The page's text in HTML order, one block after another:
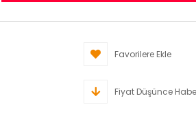
Favorilere Ekle
Fiyat Düşünce